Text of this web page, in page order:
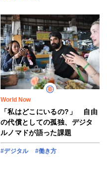
World Now
「私はどこにいるの?」 自由
の代償としての孤独、デジタ
ルノマドが語った課題
#デジタル #働き方